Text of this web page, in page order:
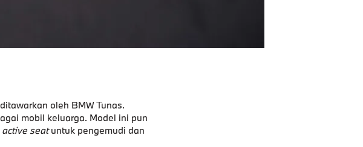
oleh BMW Tunas.
mobil keluarga. Model ini pun
active seatuntuk pengemudi dan